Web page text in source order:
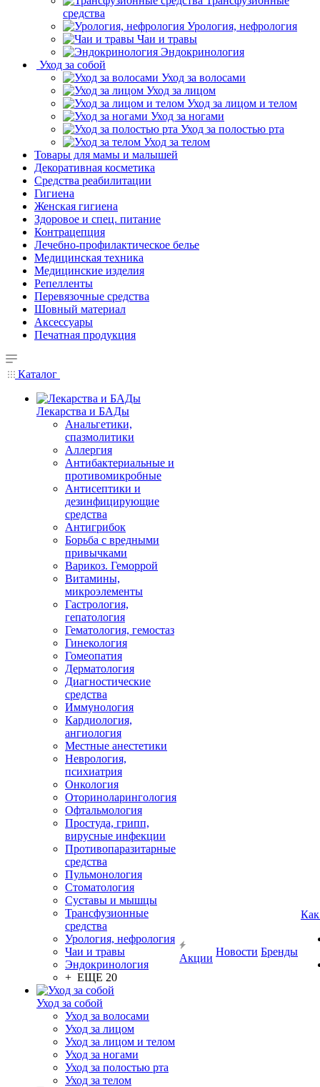
средства
Урология, нефрология
Чаи и травы
Эндокринология
Уход за собой
Уход за волосами
Уход за лицом
Уход за лицом и телом
Уход за ногами
Уход за полостью рта
Уход за телом
Товары для мамы и малышей
Декоративная косметика
Средства реабилитации
Гигиена
Женская гигиена
Здоровое и спец. питание
Контрацепция
Лечебно-профилактическое белье
Медицинская техника
Медицинские изделия
Репелленты
Перевязочные средства
Шовный материал
Аксессуары
Печатная продукция
Каталог
Лекарства и БАДы
Анальгетики,
спазмолитики
Аллергия
Антибактериальные и
противомикробные
Антисептики и
дезинфицирующие
средства
Антигрибок
Борьба с вредными
привычками
Варикоз. Геморрой
Витамины,
микроэлементы
Гастрология,
гепатология
Гематология, гемостаз
Гинекология
Гомеопатия
Дерматология
Диагностические
средства
Иммунология
Кардиология,
ангиология
Местные анестетики
Неврология,
психиатрия
Онкология
Оториноларингология
Офтальмология
Простуда, грипп,
вирусные инфекции
Противопаразитарные
средства
Пульмонология
Стоматология
Суставы и мышцы
Трансфузионные
средства
Урология, нефрология
Чаи и травы
Эндокринология
+ ЕЩЕ 20
Уход за собой
Уход за волосами
Уход за лицом
Уход за лицом и телом
Уход за ногами
Уход за полостью рта
Уход за телом
Акции
Новости Бренды